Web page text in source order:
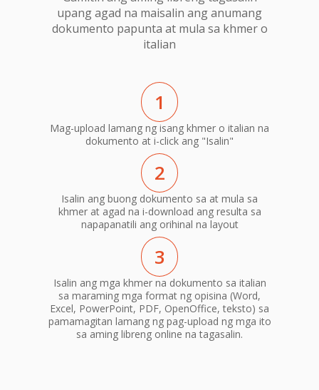
upang agad na maisalin ang anumang
dokumento papunta at mula sa khmer o
italian
1
Mag-upload lamang ng isang khmer o italian na
dokumento at i-click ang "Isalin"
2
Isalin ang buong dokumento sa at mula sa
khmer at agad na i-download ang resulta sa
napapanatili ang orihinal na layout
3
Isalin ang mga khmer na dokumento sa italian
sa maraming mga format ng opisina (Word,
Excel, PowerPoint, PDF, OpenOffice, teksto) sa
pamamagitan lamang ng pag-upload ng mga ito
sa aming libreng online na tagasalin.